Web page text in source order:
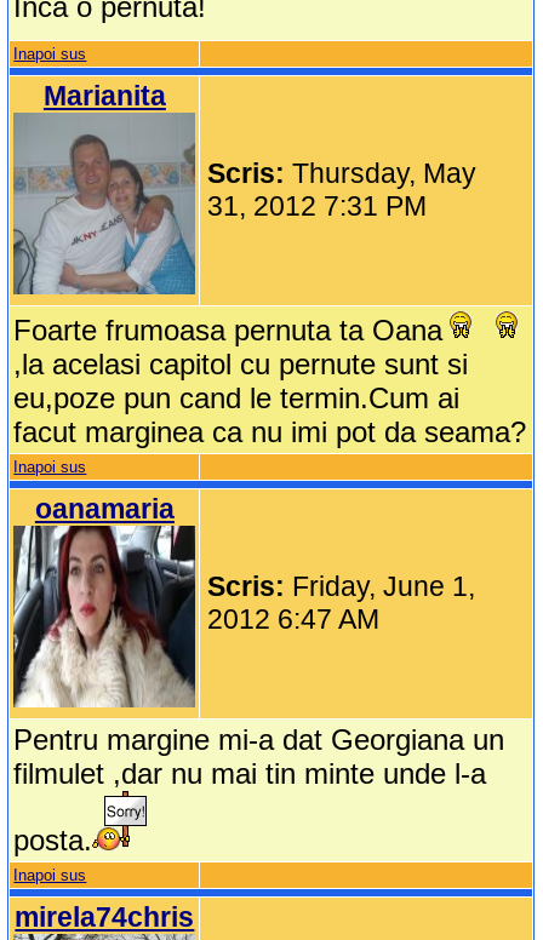
Inca o pernuta!
Inapoi sus
Marianita
Scris:Thursday, May
31, 2012 7:31 PM
Foarte frumoasa pernuta ta Oana
,la acelasi capitol cu pernute sunt si
eu,poze pun cand le termin.Cum ai
facut marginea ca nu imi pot da seama?
Inapoi sus
oanamaria
Scris: Friday, June 1,
2012 6:47 AM
Pentru margine mi-a dat Georgiana un
filmulet ,dar nu mai tin minte unde l-a
posta.
Inapoi sus
mirela74chris